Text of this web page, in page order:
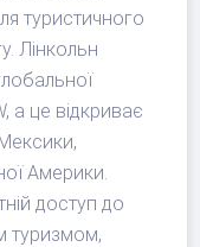
туристичного
Лінкольн
а це відкриває
Америки.
доступ до
туризмом,